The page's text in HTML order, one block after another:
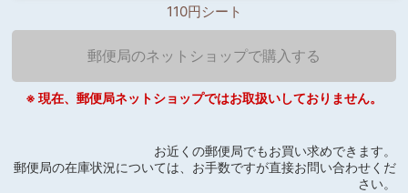
110円シート
郵便局のネットショップで購入する
※ 現在、郵便局ネットショップではお取扱いしておりません。
お近くの郵便局でもお買い求めできます。
郵便局の在庫状況については、お手数ですが直接お問い合わせくだ
さい。